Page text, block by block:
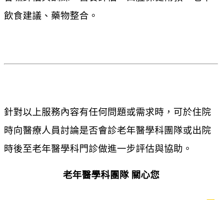
飲食建議、藥物整合。
針對以上服務內容有任何問題或需求時，可於住院
時向醫療人員討論是否會診老年醫學科團隊或出院
時後至老年醫學科門診做進一步評估與協助。
老年醫學科團隊 關心您